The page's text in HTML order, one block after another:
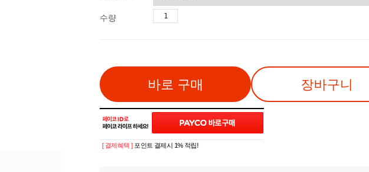
수량
바로 구매 장바구니
[ 결제혜택 ] 포인트 결제시 1% 적립!